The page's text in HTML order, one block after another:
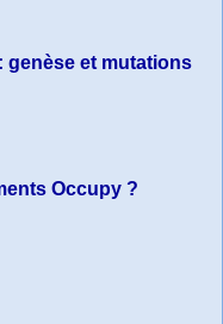
genèse et mutations
Occupy ?